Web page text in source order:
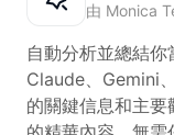
由 Monica
自動分析並總結你
Claude、Gemini
的關鍵信息和主